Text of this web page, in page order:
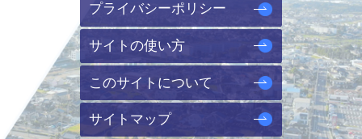
プライバシーポリシー
サイトの使い方
このサイトについて
サイトマップ